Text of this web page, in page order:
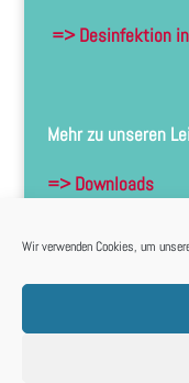
Wir verwenden Cookies, um
=> Desinfektion
Mehr zu unseren
=> Downloads